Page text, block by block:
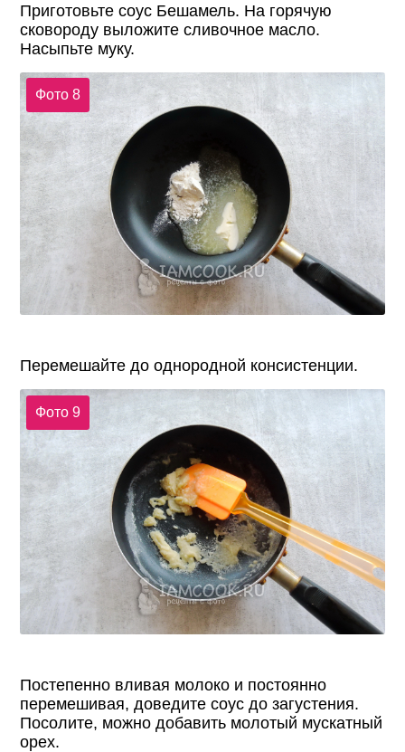
Приготовьте соус Бешамель. На горячую
сковороду выложите сливочное масло.
Насыпьте муку.
Фото 8
Перемешайте до однородной консистенции.
Фото 9
Постепенно вливая молоко и постоянно
перемешивая, доведите соус до загустения.
Посолите, можно добавить молотый мускатный
орех.